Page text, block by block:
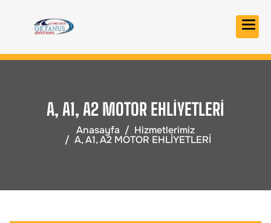
A, A1, A2 MOTOR EHLİYETLERİ
Anasayfa Hizmetlerimiz
A, A1, A2 MOTOR EHLİYETLERİ